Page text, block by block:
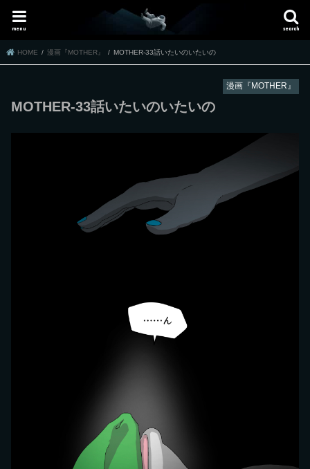
search
menu
HOME 漫画『MOTHER』 MOTHER-33話いたいのいたいの
漫画『MOTHER』
MOTHER-33話いたいのいたいの